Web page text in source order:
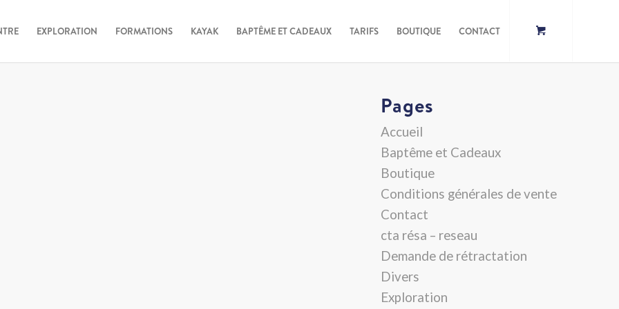
EXPLORATION FORMATIONS KAYAK BAPTÊME ET CADEAUX TARIFS BOUTIQUE CONTACT
Pages
Accueil
Baptême et Cadeaux
Boutique
Conditions générales de vente
Contact
cta résa – reseau
Demande de rétractation
Divers
Exploration